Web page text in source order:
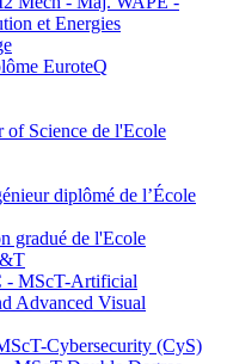
et Energies
EuroteQ
Science de l'Ecole
diplômé de l’École
gradué de l'Ecole
MScT-Artificial
Advanced Visual
Cybersecurity (CyS)